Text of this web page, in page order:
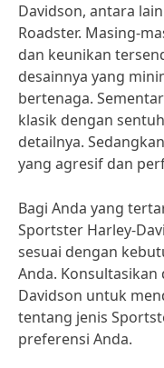
Davidson, antara
Roadster. Masing-
dan keunikan
desainnya yang
bertenaga.
klasik dengan
detailnya.
yang agresif dan
Bagi Anda yang
Sportster Harley-
sesuai dengan
Anda.
Davidson untuk
tentang jenis
preferensi Anda.